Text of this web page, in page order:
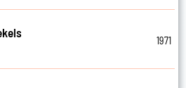
1971